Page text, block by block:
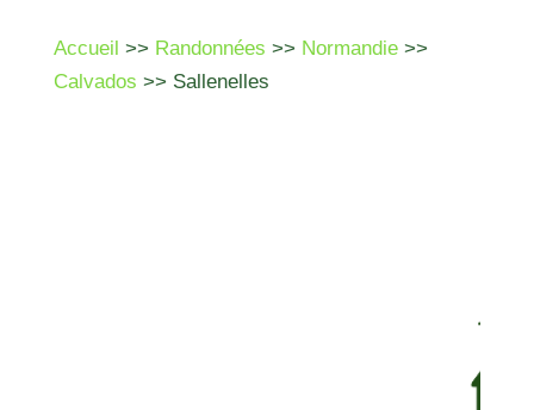
Accueil >> Randonnées >> Normandie>>
Calvados >> Sallenelles